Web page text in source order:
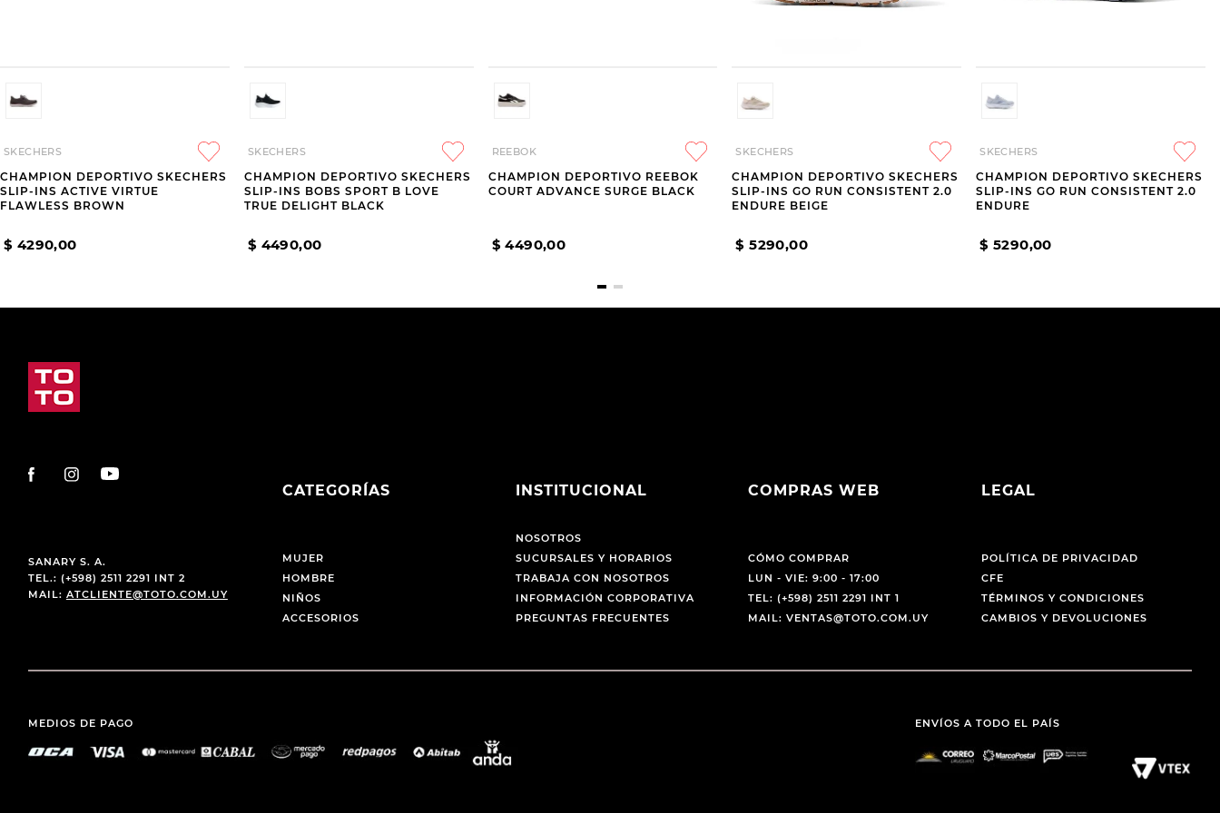
SKECHERS
CHAMPION DEPORTIVO SKECHERS
SLIP-INS ACTIVE VIRTUE
FLAWLESS BROWN
$ 4290,00
SKECHERS
CHAMPION DEPORTIVO SKECHERS
SLIP-INS BOBS SPORT B LOVE
TRUE DELIGHT BLACK
$ 4490,00
REEBOK
CHAMPION DEPORTIVO REEBOK
COURT ADVANCE SURGE BLACK
$ 4490,00
SKECHERS
CHAMPION DEPORTIVO SKECHERS
SLIP-INS GO RUN CONSISTENT 2.0
ENDURE BEIGE
$ 5290,00
SKECHERS
CHAMPION DEPORTIVO SKECHERS
SLIP-INS GO RUN CONSISTENT 2.0
ENDURE
$ 5290,00
SANARY S. A.
TEL.: (+598) 2511 2291 INT 2
MAIL: ATCLIENTE@TOTO.COM.UY
CATEGORÍAS
MUJER
HOMBRE
NIÑOS
ACCESORIOS
INSTITUCIONAL
NOSOTROS
SUCURSALES Y HORARIOS
TRABAJA CON NOSOTROS
INFORMACIÓN CORPORATIVA
PREGUNTAS FRECUENTES
COMPRAS WEB
CÓMO COMPRAR
LUN - VIE: 9:00 - 17:00
TEL: (+598) 2511 2291 INT 1
MAIL: VENTAS@TOTO.COM.UY
LEGAL
POLÍTICA DE PRIVACIDAD
CFE
TÉRMINOS Y CONDICIONES
CAMBIOS Y DEVOLUCIONES
MEDIOS DE PAGO ENVÍOS A TODO EL PAÍS